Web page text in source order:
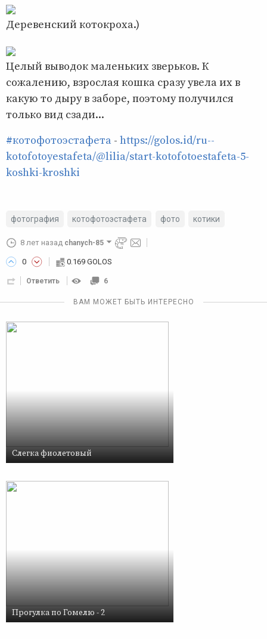
Деревенский котокроха.)
Целый выводок маленьких зверьков. К
сожалению, взрослая кошка сразу увела их в
какую то дыру в заборе, поэтому получился
только вид сзади...
#котофотоэстафета - https://golos.id/ru--
kotofotoyestafeta/@lilia/start-kotofotoestafeta-5-
koshki-kroshki
фотография котофотоэстафета фото котики
8 лет назад chanych-85
0 0.169 GOLOS
Ответить 6
ВАМ МОЖЕТ БЫТЬ ИНТЕРЕСНО
Слегка фиолетовый
Прогулка по Гомелю - 2